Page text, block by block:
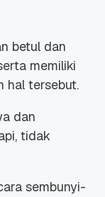
betul dan
memiliki
hal tersebut.
dan
tidak
sembunyi-